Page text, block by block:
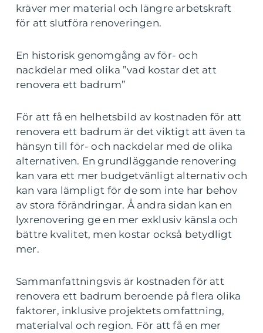
kräver mer material och längre arbetskraft
för att slutföra renoveringen.
En historisk genomgång av för- och
nackdelar med olika ”vad kostar det att
renovera ett badrum”
För att få en helhetsbild av kostnaden för att
renovera ett badrum är det viktigt att även ta
hänsyn till för- och nackdelar med de olika
alternativen. En grundläggande renovering
kan vara ett mer budgetvänligt alternativ och
kan vara lämpligt för de som inte har behov
av stora förändringar. Å andra sidan kan en
lyxrenovering ge en mer exklusiv känsla och
bättre kvalitet, men kostar också betydligt
mer.
Sammanfattningsvis är kostnaden för att
renovera ett badrum beroende på flera olika
faktorer, inklusive projektets omfattning,
materialval och region. För att få en mer